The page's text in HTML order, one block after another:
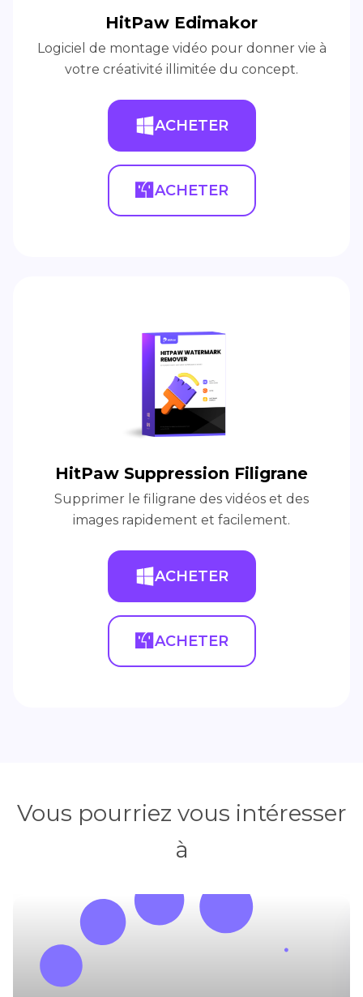
HitPaw Edimakor
Logiciel de montage vidéo pour donner vie à
votre créativité illimitée du concept.
ACHETER
ACHETER
HitPaw Suppression Filigrane
Supprimer le filigrane des vidéos et des
images rapidement et facilement.
ACHETER
ACHETER
Vous pourriez vous intéresser
à